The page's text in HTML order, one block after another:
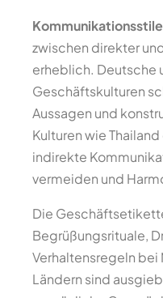
Kommunikationsstile
zwischen direkter
erheblich. Deutsche
Geschäftskulturen
Aussagen und
Kulturen wie
indirekte
vermeiden und
Die
Begrüßungsrituale,
Verhaltensregeln bei
Ländern sind